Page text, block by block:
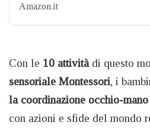
Amazon.it
Con le 10 attività di questo
sensoriale Montessori, i
la coordinazione occhio-mano
con azioni e sfide del mondo